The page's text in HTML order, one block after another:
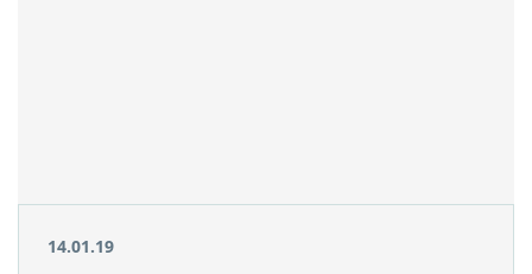
14.01.19